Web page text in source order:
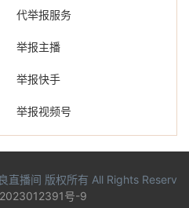
代举报服务
举报主播
举报快手
举报视频号
直播间 版权所有 All Rights Reserv
号-9